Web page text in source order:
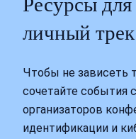
личный
Чтобы не зависеть
сочетайте события
организаторов
идентификации и